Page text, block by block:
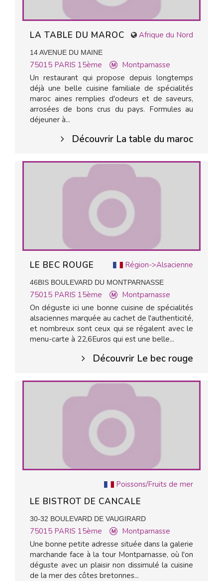
Afrique du Nord
LA TABLE DU MAROC
14 AVENUE DU MAINE
75015 PARIS 15ème
Montparnasse
Un restaurant qui propose depuis longtemps
déjà une belle cuisine familiale de spécialités
maroc aines remplies d'odeurs et de saveurs,
arrosées de bons crus du pays. Formules au
déjeuner à...
Découvrir La table du maroc
Région->Alsacienne
LE BEC ROUGE
46BIS BOULEVARD DU MONTPARNASSE
75015 PARIS 15ème
Montparnasse
On déguste ici une bonne cuisine de spécialités
alsaciennes marquée au cachet de l'authenticité,
et nombreux sont ceux qui se régalent avec le
menu-carte à 22,6Euros qui est une belle...
Découvrir Le bec rouge
Poissons/Fruits de mer
LE BISTROT DE CANCALE
30-32 BOULEVARD DE VAUGIRARD
75015 PARIS 15ème
Montparnasse
Une bonne petite adresse située dans la galerie
marchande face à la tour Montparnasse, où l'on
déguste avec un plaisir non dissimulé la cuisine
de la mer des côtes bretonnes...